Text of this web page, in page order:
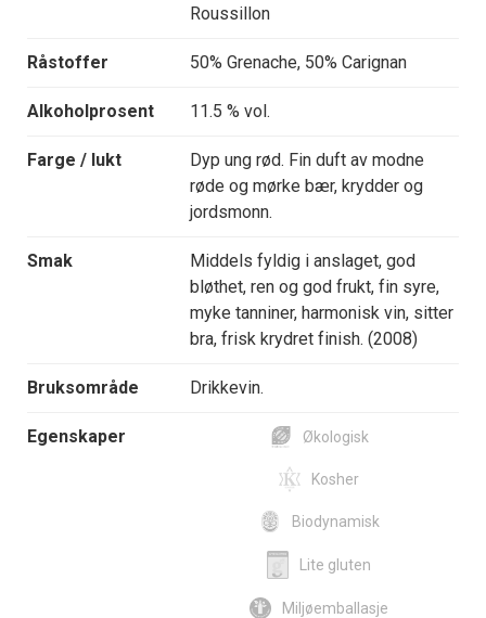
Roussillon
Råstoffer 50% Grenache, 50% Carignan
Alkoholprosent 11.5 % vol.
Farge / lukt
Dyp ung rød. Fin duft av modne
røde og mørke bær, krydder og
jordsmonn.
Smak
Middels fyldig i anslaget, god
bløthet, ren og god frukt, fin syre,
myke tanniner, harmonisk vin, sitter
bra, frisk krydret finish. (2008)
Bruksområde Drikkevin.
Egenskaper Økologisk
Kosher
Biodynamisk
Lite gluten
Miljøemballasje